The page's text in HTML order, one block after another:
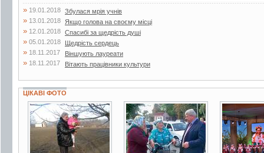
» 19.01.2018 Збулася мрія учнів
» 13.01.2018 Якщо голова на своєму місці
» 12.01.2018 Спасибі за щедрість душі
» 05.01.2018 Щедрість сердець
» 18.11.2017 Віншують лауреати
» 18.11.2017 Вітають працівники культури
ЦІКАВІ ФОТО
2 фото 3 фото 4 фото